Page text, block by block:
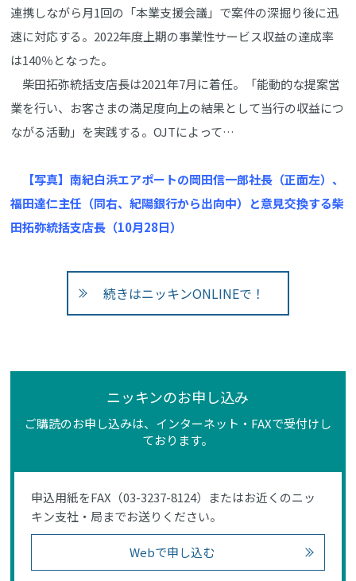
連携しながら月1回の「本業支援会議」で案件の深掘り後に迅
速に対応する。2022年度上期の事業性サービス収益の達成率
は140％となった。
柴田拓弥統括支店長は2021年7月に着任。「能動的な提案営
業を行い、お客さまの満足度向上の結果として当行の収益につ
ながる活動」を実践する。OJTによって…
【写真】南紀白浜エアポートの岡田信一郎社長（正面左）、
福田達仁主任（同右、紀陽銀行から出向中）と意見交換する柴
田拓弥統括支店長（10月28日）
続きはニッキンONLINEで！
ニッキンのお申し込み
ご購読のお申し込みは、インターネット・FAXで受付けし
ております。
申込用紙をFAX（03-3237-8124）またはお近くのニッ
キン支社・局までお送りください。
Webで申し込む